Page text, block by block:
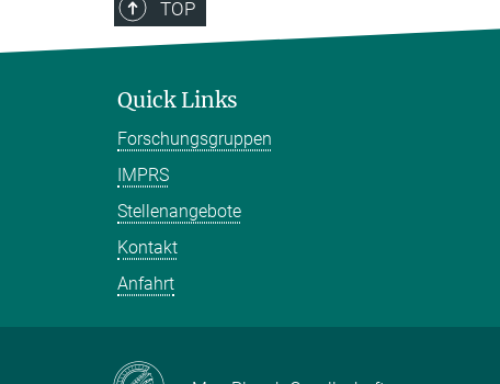
TOP
Quick Links
Forschungsgruppen
IMPRS
Stellenangebote
Kontakt
Anfahrt